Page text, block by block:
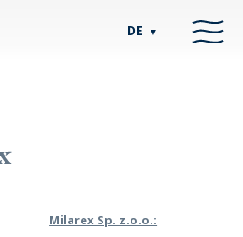
DE ▼
Milarex Sp. z.o.o.: